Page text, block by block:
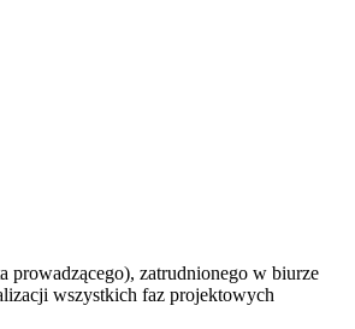
prowadzącego), zatrudnionego w biurze
wszystkich faz projektowych